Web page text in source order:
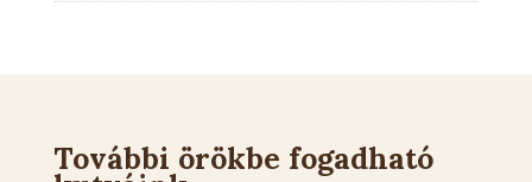
További örökbe fogadható